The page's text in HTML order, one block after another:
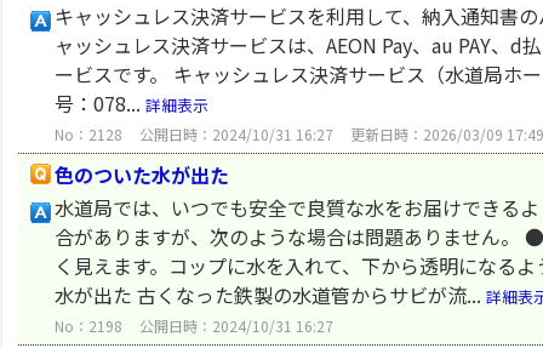
キャッシュレス決済サービスを利用して、納入通知書
ャッシュレス決済サービスは、AEON Pay、au PAY、d
ービスです。 キャッシュレス決済サービス（水道局ホ
号：078... 詳細表示
No：2128 公開日時：2024/10/31 16:27 更新日時：2026/03/09 17:49
色のついた水が出た
水道局では、いつでも安全で良質な水をお届けできる
合がありますが、次のような場合は問題ありません。
く見えます。コップに水を入れて、下から透明になる
水が出た 古くなった鉄製の水道管からサビが流... 詳細表
No：2198 公開日時：2024/10/31 16:27